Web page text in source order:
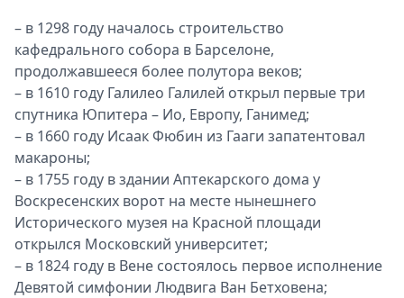
– в 1298 году началось строительство
кафедрального собора в Барселоне,
продолжавшееся более полутора веков;
– в 1610 году Галилео Галилей открыл первые три
спутника Юпитера – Ио, Европу, Ганимед;
– в 1660 году Исаак Фюбин из Гааги запатентовал
макароны;
– в 1755 году в здании Аптекарского дома у
Воскресенских ворот на месте нынешнего
Исторического музея на Красной площади
открылся Московский университет;
– в 1824 году в Вене состоялось первое исполнение
Девятой симфонии Людвига Ван Бетховена;